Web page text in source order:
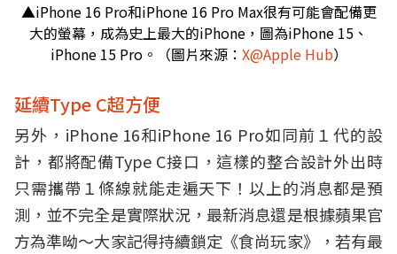
▲iPhone 16 Pro和iPhone 16 Pro Max很有可能會配備更
大的螢幕，成為史上最大的iPhone，圖為iPhone 15、
iPhone 15 Pro。（圖片來源： X@Apple Hub）
延續Type C超方便
另外，iPhone 16和iPhone 16 Pro如同前１代的設
計，都將配備Type C接口，這樣的整合設計外出時
只需攜帶１條線就能走遍天下！以上的消息都是預
測，並不完全是實際狀況，最新消息還是根據蘋果官
方為準呦～大家記得持續鎖定《食尚玩家》，若有最